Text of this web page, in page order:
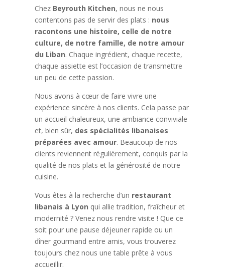
Chez Beyrouth Kitchen, nous ne nous
contentons pas de servir des plats : nous
racontons une histoire, celle de notre
culture, de notre famille, de notre amour
du Liban. Chaque ingrédient, chaque recette,
chaque assiette est l’occasion de transmettre
un peu de cette passion.
Nous avons à cœur de faire vivre une
expérience sincère à nos clients. Cela passe par
un accueil chaleureux, une ambiance conviviale
et, bien sûr, des spécialités libanaises
préparées avec amour. Beaucoup de nos
clients reviennent régulièrement, conquis par la
qualité de nos plats et la générosité de notre
cuisine.
Vous êtes à la recherche d’un restaurant
libanais à Lyon qui allie tradition, fraîcheur et
modernité ? Venez nous rendre visite ! Que ce
soit pour une pause déjeuner rapide ou un
dîner gourmand entre amis, vous trouverez
toujours chez nous une table prête à vous
accueillir.